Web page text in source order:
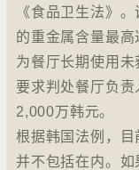
《食品卫生法》
的重金属含量最
为餐厅长期使用未
要求判处餐厅负
2,000万韩元。
根据韩国法例，
并不包括在内。